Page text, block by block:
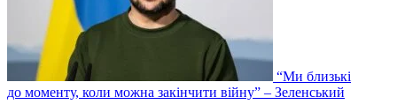
“Ми близькі
до моменту, коли можна закінчити війну” – Зеленський